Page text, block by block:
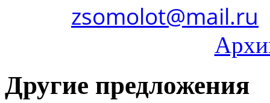
zsomolot@mail.ru
Другие предложения